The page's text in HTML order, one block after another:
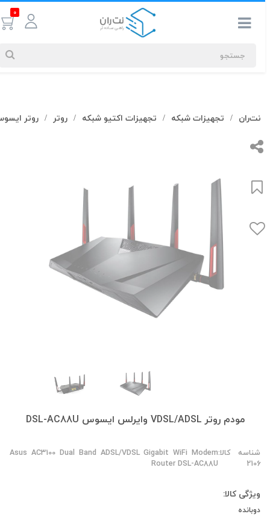
0
جستجوهای
شما
#کابل شبکه
بیشترین
جستجوهای
#کابل شبکه
#کابل شبکه لگراند
نت‌ران تجهیزات شبکه تجهیزات اکتیو شبکه روتر روتر
مودم روتر VDSL/ADSL وایرلس ایسوس DSL-AC88U
شناسه کالا:
2106
Asus AC3100 Dual Band ADSL/VDSL Gigabit WiFi Modem
Router DSL-AC88U
ویژگی کالا:
دوبانده